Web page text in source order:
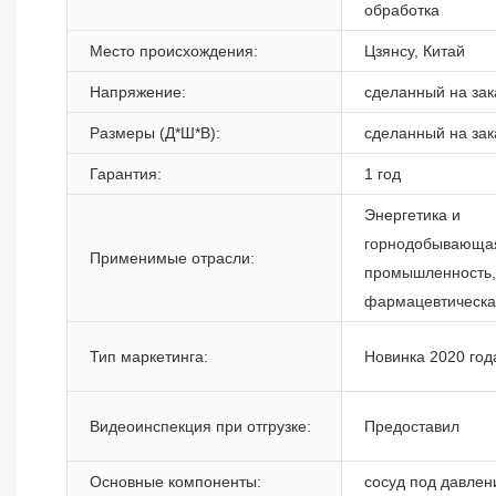
обработка
Место происхождения: Цзянсу, Китай
Напряжение: сделанный на
Размеры (Д*Ш*В): сделанный на
Гарантия: 1 год
Применимые отрасли:
Энергетика и
промышленность,
Тип маркетинга: Новинка 2020
Видеоинспекция при отгрузке: Предоставил
Основные компоненты: сосуд под